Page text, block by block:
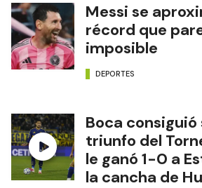
Messi se
récord que
imposible
DEPORTES
Boca
triunfo del
le ganó 1-0 a
la cancha de